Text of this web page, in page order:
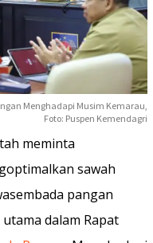
Menghadapi Musim Kemarau,
Foto: Puspen Kemendagri
meminta
sawah
pangan
dalam Rapat